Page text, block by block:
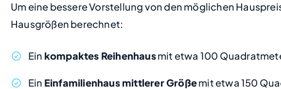
Um eine bessere Vorstellung von den möglichen
Hausgrößen berechnet:
Ein kompaktes Reihenhausmit etwa 100
Ein Einfamilienhaus mittlerer Größemit etwa 150